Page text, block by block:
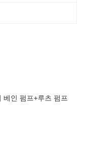
인 펌프+루츠 펌프